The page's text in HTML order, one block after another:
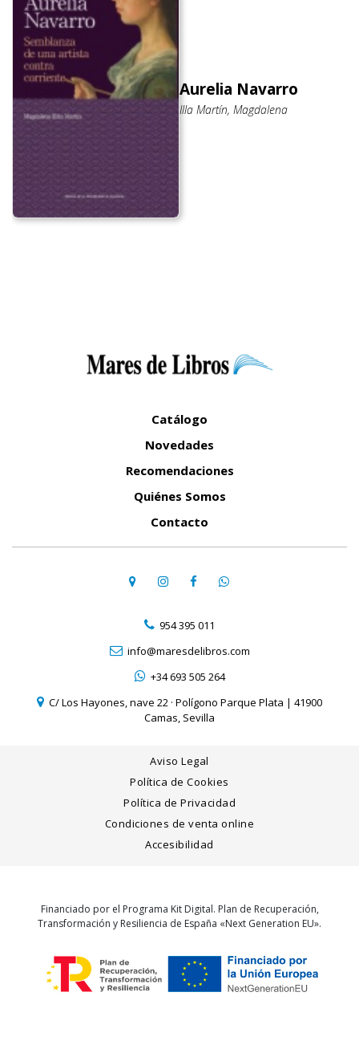
Aurelia Navarro
Illa Martín, Magdalena
Catálogo
Novedades
Recomendaciones
Quiénes Somos
Contacto
954 395 011
info@maresdelibros.com
+34 693 505 264
C/ Los Hayones, nave 22 · Polígono Parque Plata | 41900
Camas, Sevilla
Aviso Legal
Política de Cookies
Política de Privacidad
Condiciones de venta online
Accesibilidad
Financiado por el Programa Kit Digital. Plan de Recuperación,
Transformación y Resiliencia de España «Next Generation EU».